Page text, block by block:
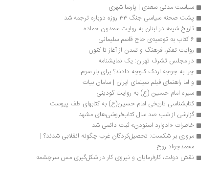
سیاست مدنی سعدی | پارسا شهری
پشت صحنه سیاسی جنگ ۳۳ روزه دوباره ترجمه شد
تاریخ شیعه در لبنان به روایت سعدون حماده
روایت تفکر، فرهنگ و تمدن از آغاز تا کنون
در مجلس تشرف تهران: یک نمایشنامه
چرا به جوجه اردک کلوچه دادند؟ برای بار سوم
و اما راهنمای فیلم سینمای ایران | سامان بیات
سیره‌ امام حسین (ع) به روایت گودینی
کتابشناسی تاریخی امام‌ حسین(ع) به کتابهای طف پیوست
گزارشی از شب صد سال کتاب‌فروشی‌های مشهد
خاطرات «ادوارد اسنودن» ثبت دائمی شد
مروری بر شکست: تحصیل‌کردگان غرب چگونه انقلابی شدند؟ |
محمدجواد روح
نقش دولت، کارفرمایان و نیروی کار در شکل‌گیری مس سرچشمه‏